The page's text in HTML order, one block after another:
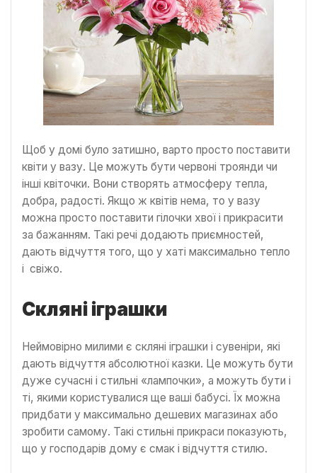
Щоб у домі було затишно, варто просто поставити
квіти у вазу. Це можуть бути червоні троянди чи
інші квіточки. Вони створять атмосферу тепла,
добра, радості. Якщо ж квітів нема, то у вазу
можна просто поставити гілочки хвої і прикрасити
за бажанням. Такі речі додають приємностей,
дають відчуття того, що у хаті максимально тепло
і свіжо.
Скляні іграшки
Неймовірно милими є скляні іграшки і сувеніри, які
дають відчуття абсолютної казки. Це можуть бути
дуже сучасні і стильні «лампочки», а можуть бути і
ті, якими користувалися ще ваші бабусі. Їх можна
придбати у максимально дешевих магазинах або
зробити самому. Такі стильні прикраси показують,
що у господарів дому є смак і відчуття стилю.